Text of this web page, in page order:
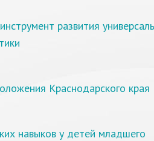
развития
Краснодарского края
навыков у детей младшего